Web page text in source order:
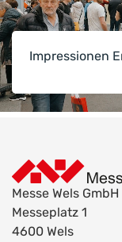
Impressionen
Messe Wels GmbH
Messeplatz 1
4600 Wels